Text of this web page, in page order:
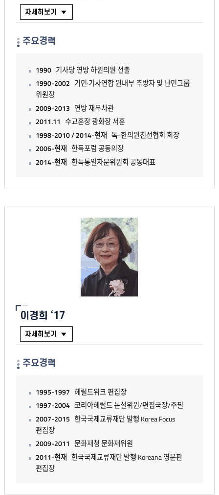
자세히보기
주요경력
1990 기사당 연방 하원의원 선출
1990-2002 기민·기사연합 원내부 추방자 및 난민그룹
위원장
2009-2013 연방 재무차관
2011.11 수교훈장 광화장 서훈
1998-2010 / 2014-현재 독-한의원친선협회 회장
2006-현재 한독포럼 공동의장
2014-현재 한독통일자문위원회 공동대표
이경희 ‘17
자세히보기
주요경력
1995-1997 헤럴드위크 편집장
1997-2004 코리아헤럴드 논설위원/편집국장/주필
2007-2015 한국국제교류재단 발행 Korea Focus
편집장
2009-2011 문화재청 문화재위원
2011-현재 한국국제교류재단 발행 Koreana 영문판
편집장